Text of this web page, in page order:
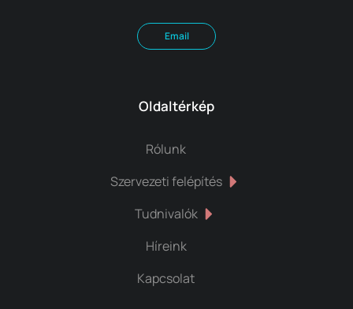
Email
Oldaltérkép
Rólunk
Szervezeti felépítés
Tudnivalók
Híreink
Kapcsolat